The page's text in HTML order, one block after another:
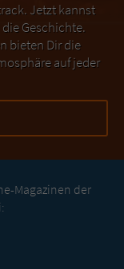
Jetzt kannst
Geschichte.
bieten Dir die
auf jeder
Magazinen der